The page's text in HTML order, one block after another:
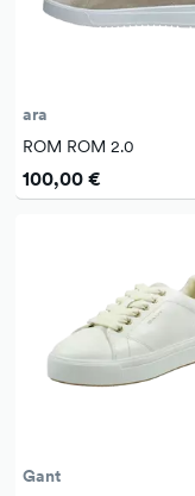
ara
ROM ROM 2.0
100,00 €
Gant